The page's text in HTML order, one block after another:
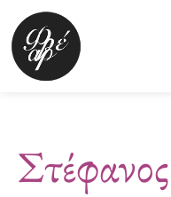
Μετάβαση
στο
περιεχόμενο
Στέφανος